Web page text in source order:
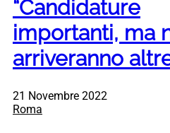
“Candidature
importanti, ma
arriveranno
21 Novembre 2022
Roma